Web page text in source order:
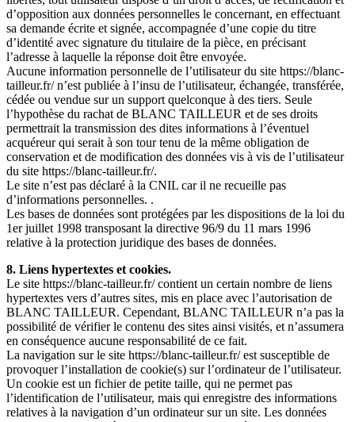
d’opposition aux données personnelles le concernant, en effectuant
sa demande écrite et signée, accompagnée d’une copie du titre
d’identité avec signature du titulaire de la pièce, en précisant
l’adresse à laquelle la réponse doit être envoyée.
Aucune information personnelle de l’utilisateur du site https://blanc-
tailleur.fr/ n’est publiée à l’insu de l’utilisateur, échangée, transférée,
cédée ou vendue sur un support quelconque à des tiers. Seule
l’hypothèse du rachat de BLANC TAILLEUR et de ses droits
permettrait la transmission des dites informations à l’éventuel
acquéreur qui serait à son tour tenu de la même obligation de
conservation et de modification des données vis à vis de l’utilisateur
du site https://blanc-tailleur.fr/.
Le site n’est pas déclaré à la CNIL car il ne recueille pas
d’informations personnelles. .
Les bases de données sont protégées par les dispositions de la loi du
1er juillet 1998 transposant la directive 96/9 du 11 mars 1996
relative à la protection juridique des bases de données.
8. Liens hypertextes et cookies.
Le site https://blanc-tailleur.fr/ contient un certain nombre de liens
hypertextes vers d’autres sites, mis en place avec l’autorisation de
BLANC TAILLEUR. Cependant, BLANC TAILLEUR n’a pas la
possibilité de vérifier le contenu des sites ainsi visités, et n’assumera
en conséquence aucune responsabilité de ce fait.
La navigation sur le site https://blanc-tailleur.fr/ est susceptible de
provoquer l’installation de cookie(s) sur l’ordinateur de l’utilisateur.
Un cookie est un fichier de petite taille, qui ne permet pas
l’identification de l’utilisateur, mais qui enregistre des informations
relatives à la navigation d’un ordinateur sur un site. Les données